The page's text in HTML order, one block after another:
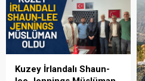
Kuzey İrlandalı Shaun-